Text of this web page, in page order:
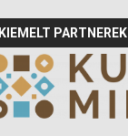
KIEMELT PARTNEREK